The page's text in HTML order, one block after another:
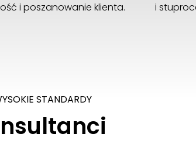
i poszanowanie klienta.
i
STANDARDY